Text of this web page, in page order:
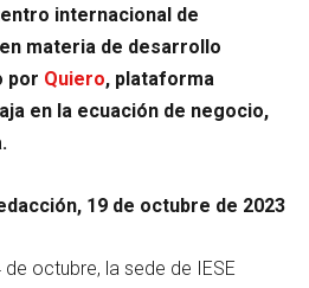
internacional de
materia de desarrollo
por Quiero, plataforma
en la ecuación de negocio,
19 de octubre de 2023
octubre, la sede de IESE